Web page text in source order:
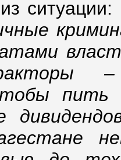
ситуации:
–
пить